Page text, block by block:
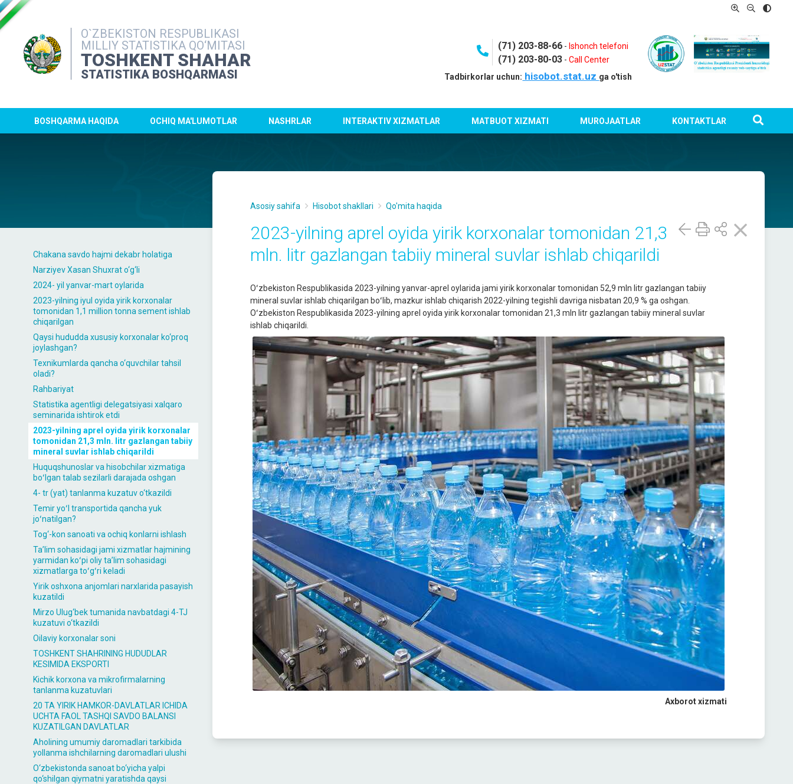
O`ZBEKISTON RESPUBLIKASI
MILLIY STATISTIKA QO‘MITASI
TOSHKENT SHAHAR
STATISTIKA BOSHQARMASI
(71) 203-88-66 - Ishonch telefoni
(71) 203-80-03 -Call Center
Tadbirkorlar uchun: hisobot.stat.uz ga o'tish
BOSHQARMA HAQIDA OCHIQ MA'LUMOTLAR NASHRLAR INTERAKTIV XIZMATLAR MATBUOT XIZMATI MUROJAATLAR KONTAKTLAR
Chakana savdo hajmi dekabr holatiga
Narziyev Xasan Shuxrat o‘g‘li
2024- yil yanvar-mart oylarida
2023-yilning iyul oyida yirik korxonalar
tomonidan 1,1 million tonna sement ishlab
chiqarilgan
Qaysi hududda xususiy korxonalar ko‘proq
joylashgan?
Texnikumlarda qancha o‘quvchilar tahsil
oladi?
Rahbariyat
Statistika agentligi delegatsiyasi xalqaro
seminarida ishtirok etdi
2023-yilning aprel oyida yirik korxonalar
tomonidan 21,3 mln. litr gazlangan tabiiy
mineral suvlar ishlab chiqarildi
Huquqshunoslar va hisobchilar xizmatiga
boʻlgan talab sezilarli darajada oshgan
4- tr (yat) tanlanma kuzatuv o‘tkazildi
Temir yoʻl transportida qancha yuk
joʻnatilgan?
Tog‘-kon sanoati va ochiq konlarni ishlash
Taʼlim sohasidagi jami xizmatlar hajmining
yarmidan koʻpi oliy taʼlim sohasidagi
xizmatlarga toʻgʻri keladi
Yirik oshxona anjomlari narxlarida pasayish
kuzatildi
Mirzo Ulug‘bek tumanida navbatdagi 4-TJ
kuzatuvi o‘tkazildi
Oilaviy korxonalar soni
TOSHKENT SHAHRINING HUDUDLAR
KESIMIDA EKSPORTI
Kichik korxona va mikrofirmalarning
tanlanma kuzatuvlari
20 TA YIRIK HAMKOR-DAVLATLAR ICHIDA
UCHTA FAOL TASHQI SAVDO BALANSI
KUZATILGAN DAVLATLAR
Aholining umumiy daromadlari tarkibida
yollanma ishchilarning daromadlari ulushi
O‘zbekistonda sanoat bo‘yicha yalpi
qo‘shilgan qiymatni yaratishda qaysi
Asosiy sahifa Hisobot shakllari Qo'mita haqida
2023-yilning aprel oyida yirik korxonalar tomonidan 21,3
mln. litr gazlangan tabiiy mineral suvlar ishlab chiqarildi
Oʻzbekiston Respublikasida 2023-yilning yanvar-aprel oylarida jami yirik korxonalar tomonidan 52,9 mln litr gazlangan tabiiy
mineral suvlar ishlab chiqarilgan boʻlib, mazkur ishlab chiqarish 2022-yilning tegishli davriga nisbatan 20,9 % ga oshgan.
Oʻzbekiston Respublikasida 2023-yilning aprel oyida yirik korxonalar tomonidan 21,3 mln litr gazlangan tabiiy mineral suvlar
ishlab chiqarildi.
Axborot xizmati